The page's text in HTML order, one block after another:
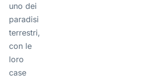
uno dei
paradisi
terrestri,
con le
loro
case